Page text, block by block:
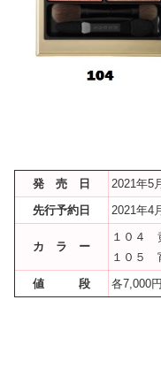
発 売 日
2021年5
先行予約日
2021年4
カ ラ ー
１０４
１０５
値 段
各7,000